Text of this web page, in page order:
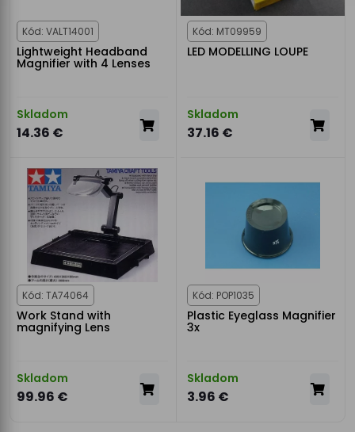
Kód: VALT14001
Lightweight Headband
Magnifier with 4 Lenses
Skladom
14.36 €
Kód: MT09959
LED MODELLING LOUPE
Skladom
37.16 €
Kód: TA74064
Work Stand with
magnifying Lens
Skladom
99.96 €
Kód: POP1035
Plastic Eyeglass Magnifier
3x
Skladom
3.96 €